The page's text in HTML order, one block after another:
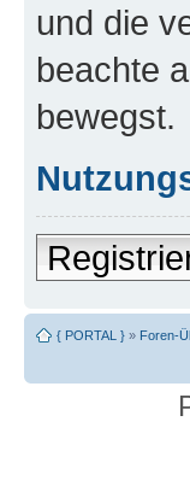
und die
beachte
bewegst.
{ PORTAL } » Foren-